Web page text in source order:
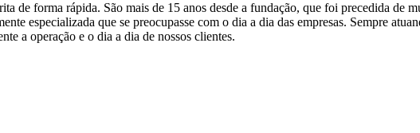
de forma rápida. São mais de 15 anos desde a fundação, que foi precedida de
especializada que se preocupasse com o dia a dia das empresas. Sempre
a operação e o dia a dia de nossos clientes.